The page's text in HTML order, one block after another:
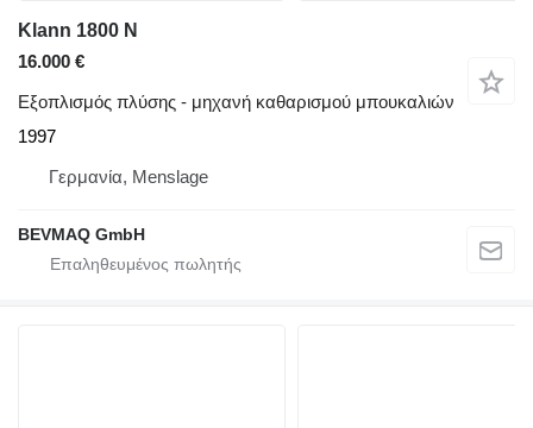
Klann 1800 N
16.000 €
Εξοπλισμός πλύσης - μηχανή καθαρισμού μπουκαλιών
1997
Γερμανία, Menslage
BEVMAQ GmbH